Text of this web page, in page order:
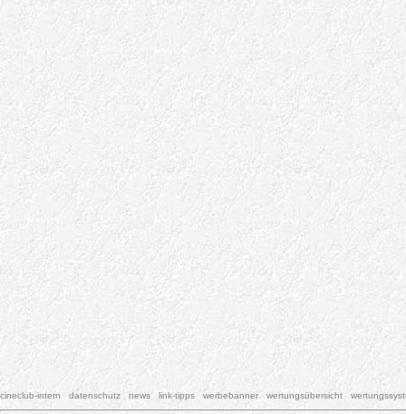
cineclub-intern datenschutz news link-tipps werbebanner wertungsübersicht